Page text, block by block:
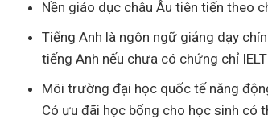
Nền giáo dục châu Âu tiên tiến theo
Tiếng Anh là ngôn ngữ giảng dạy
tiếng Anh nếu chưa có chứng chỉ
Môi trường đại học quốc tế năng
Có ưu đãi học bổng cho học sinh có